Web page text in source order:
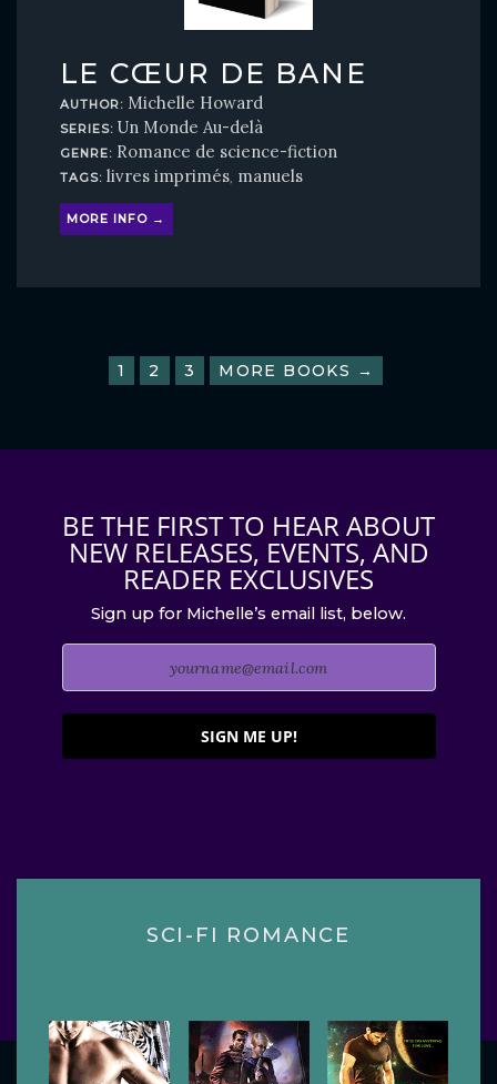
LE CŒUR DE BANE
AUTHOR: Michelle Howard
SERIES: Un Monde Au-delà
GENRE: Romance de science-fiction
TAGS: livres imprimés, manuels
MORE INFO →
1 2 3 MORE BOOKS →
BE THE FIRST TO HEAR ABOUT
NEW RELEASES, EVENTS, AND
READER EXCLUSIVES
Sign up for Michelle’s email list, below.
SIGN ME UP!
SCI-FI ROMANCE